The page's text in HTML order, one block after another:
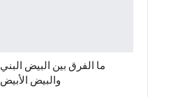
ما الفرق بين البيض البني
والبيض الأبيض